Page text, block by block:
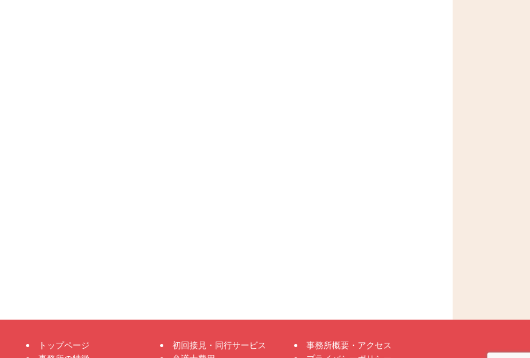
トップページ
初回接見・同行サービス
事務所概要・アクセス